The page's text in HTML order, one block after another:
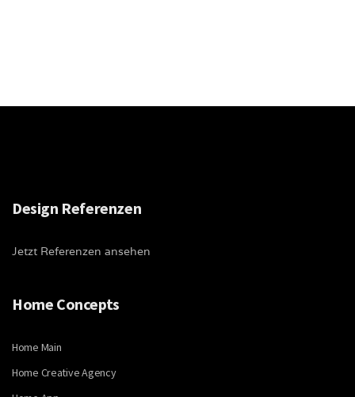
Design Referenzen
Jetzt Referenzen ansehen
Home Concepts
Home Main
Home Creative Agency